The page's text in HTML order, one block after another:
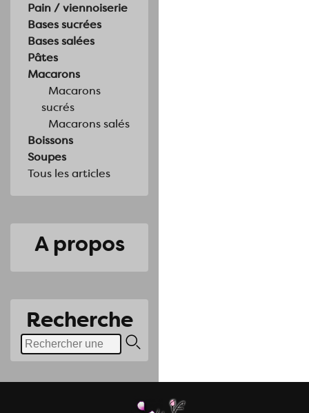
Pain / viennoiserie
Bases sucrées
Bases salées
Pâtes
Macarons
Macarons
sucrés
Macarons salés
Boissons
Soupes
Tous les articles
A propos
Recherche